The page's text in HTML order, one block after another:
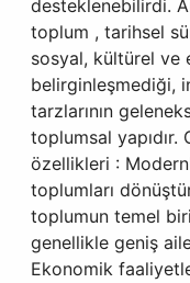
desteklenebilirdi.
toplum , tarihsel
sosyal, kültürel ve
belirginleşmediği,
tarzlarının
toplumsal yapıdır.
özellikleri :
toplumları
toplumun temel
genellikle geniş
Ekonomik